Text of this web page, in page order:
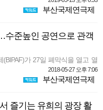
부산국제연극제
수준높인 공연으로 관객
가 27일 폐막식을 열고 열
2018-05-27 오후 7:06
부산국제연극제
즐기는 유희의 광장 활